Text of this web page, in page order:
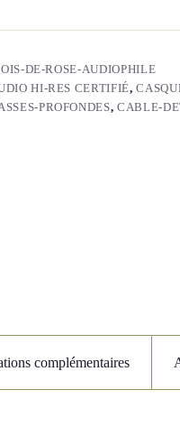
DE-ROSE-AUDIOPHILE
HI-RES CERTIFIÉ,
PROFONDES,CABLE-
complémentaires